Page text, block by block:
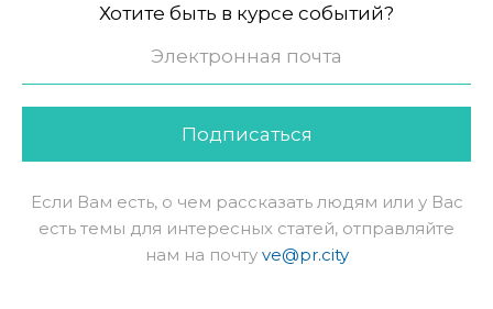
Хотите быть в курсе событий?
Подписаться
Если Вам есть, о чем рассказать людям или у Вас
есть темы для интересных статей, отправляйте
нам на почту ve@pr.city